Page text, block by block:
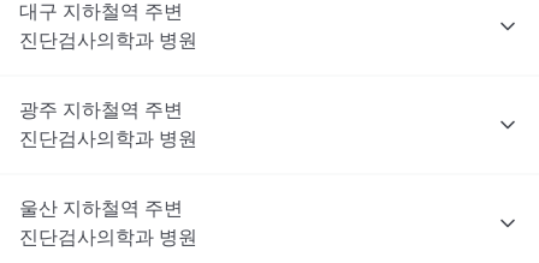
대구 지하철역 주변
진단검사의학과 병원
광주 지하철역 주변
진단검사의학과 병원
울산 지하철역 주변
진단검사의학과 병원